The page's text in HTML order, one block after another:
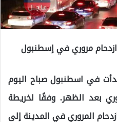
مروري في إسطنبول
في اسطنبول صباح اليوم
بعد الظهر. وفقًا لخريطة
المروري في المدينة إلى